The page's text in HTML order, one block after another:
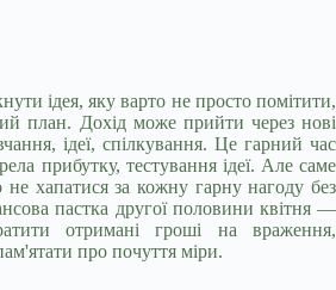
ідея, яку варто не просто помітити,
план. Дохід може прийти через нові
ідеї, спілкування. Це гарний час
прибутку, тестування ідеї. Але саме
не хапатися за кожну гарну нагоду без
пастка другої половини квітня —
отримані гроші на враження,
про почуття міри.